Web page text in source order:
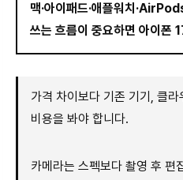
맥·아이패드·애플워치
쓰는 흐름이 중요하면 아이폰
가격 차이보다 기존 기기, 클
비용을 봐야 합니다.
카메라는 스펙보다 촬영 후 편